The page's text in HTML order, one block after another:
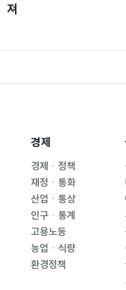
져
경제
경제ㆍ정책
재정ㆍ통화
산업ㆍ통상
인구ㆍ통계
고용노동
농업ㆍ식량
환경정책